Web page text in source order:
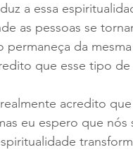
a essa
as pessoas se
da
que esse tipo
acredito
eu espero que